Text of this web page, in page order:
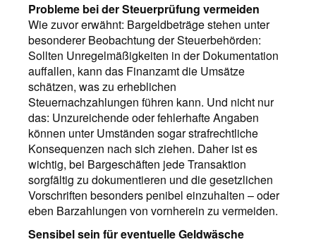
Probleme bei der Steuerprüfung vermeiden
Wie zuvor erwähnt: Bargeldbeträge stehen unter
besonderer Beobachtung der Steuerbehörden:
Sollten Unregelmäßigkeiten in der Dokumentation
auffallen, kann das Finanzamt die Umsätze
schätzen, was zu erheblichen
Steuernachzahlungen führen kann. Und nicht nur
das: Unzureichende oder fehlerhafte Angaben
können unter Umständen sogar strafrechtliche
Konsequenzen nach sich ziehen. Daher ist es
wichtig, bei Bargeschäften jede Transaktion
sorgfältig zu dokumentieren und die gesetzlichen
Vorschriften besonders penibel einzuhalten – oder
eben Barzahlungen von vornherein zu vermeiden.
Sensibel sein für eventuelle Geldwäsche